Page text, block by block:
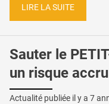
LIRE LA SUITE
Sauter le
un risque
Actualité publiée il y a 7